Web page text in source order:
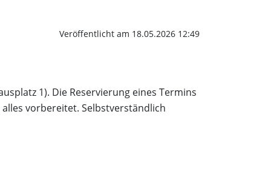
Veröffentlicht am 18.05.2026 12:49
1). Die Reservierung eines Termins
vorbereitet. Selbstverständlich